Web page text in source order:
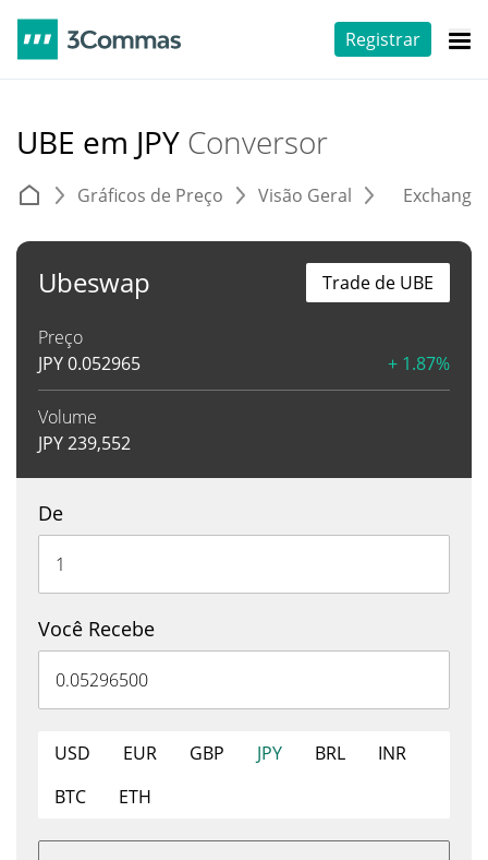
Registrar
UBE em JPY Conversor
Gráficos de Preço Visão Geral
Ubeswap
Preço
JPY0.052965 + 1.87%
Volume
JPY239,552
Trade de UBE
De
Você Recebe
USD EUR GBP JPY BRL
INR
BTC
ETH